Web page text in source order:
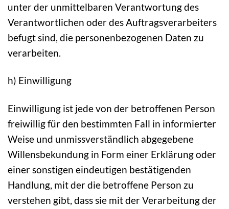
unter der unmittelbaren Verantwortung des
Verantwortlichen oder des Auftragsverarbeiters
befugt sind, die personenbezogenen Daten zu
verarbeiten.
h) Einwilligung
Einwilligung ist jede von der betroffenen Person
freiwillig für den bestimmten Fall in informierter
Weise und unmissverständlich abgegebene
Willensbekundung in Form einer Erklärung oder
einer sonstigen eindeutigen bestätigenden
Handlung, mit der die betroffene Person zu
verstehen gibt, dass sie mit der Verarbeitung der